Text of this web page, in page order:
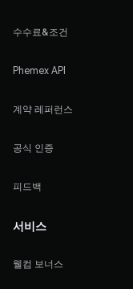
수수료&조건
Phemex API
계약 레퍼런스
공식 인증
피드백
서비스
웰컴 보너스